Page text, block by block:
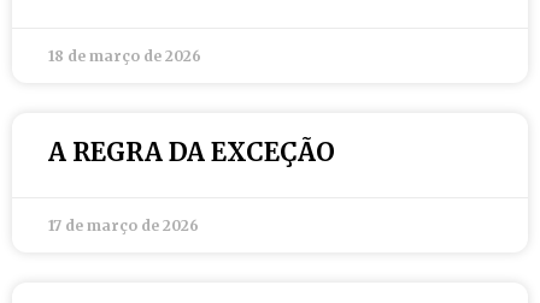
18 de março de 2026
A REGRA DA EXCEÇÃO
17 de março de 2026